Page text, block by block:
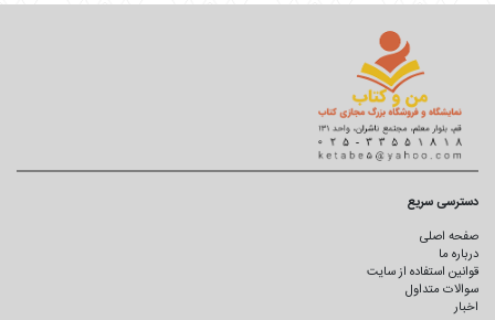
دسترسی سریع
صفحه اصلی
درباره ما
قوانین استفاده از سایت
سوالات متداول
اخبار